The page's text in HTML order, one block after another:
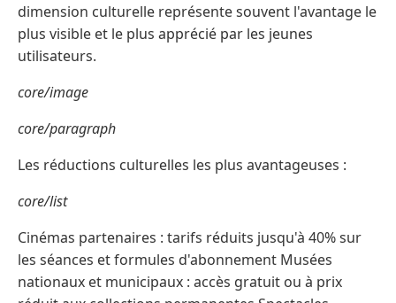
dimension culturelle représente souvent l'avantage le
plus visible et le plus apprécié par les jeunes
utilisateurs.
core/image
core/paragraph
Les réductions culturelles les plus avantageuses :
core/list
Cinémas partenaires : tarifs réduits jusqu'à 40% sur
les séances et formules d'abonnement Musées
nationaux et municipaux : accès gratuit ou à prix